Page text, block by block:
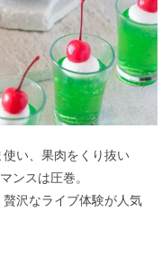
い、果肉をくり抜い
ンスは圧巻。
沢なライブ体験が人気